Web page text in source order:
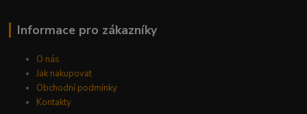
Informace pro zákazníky
O nás
Jak nakupovat
Obchodní podmínky
Kontakty